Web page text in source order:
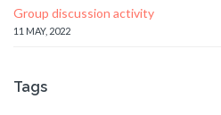
Group discussion activity
11 MAY, 2022
Tags